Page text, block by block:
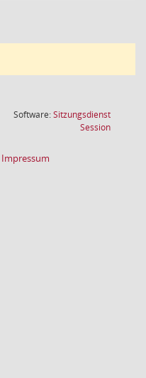
Software:Sitzungsdienst
Session(Wird in
Impressum